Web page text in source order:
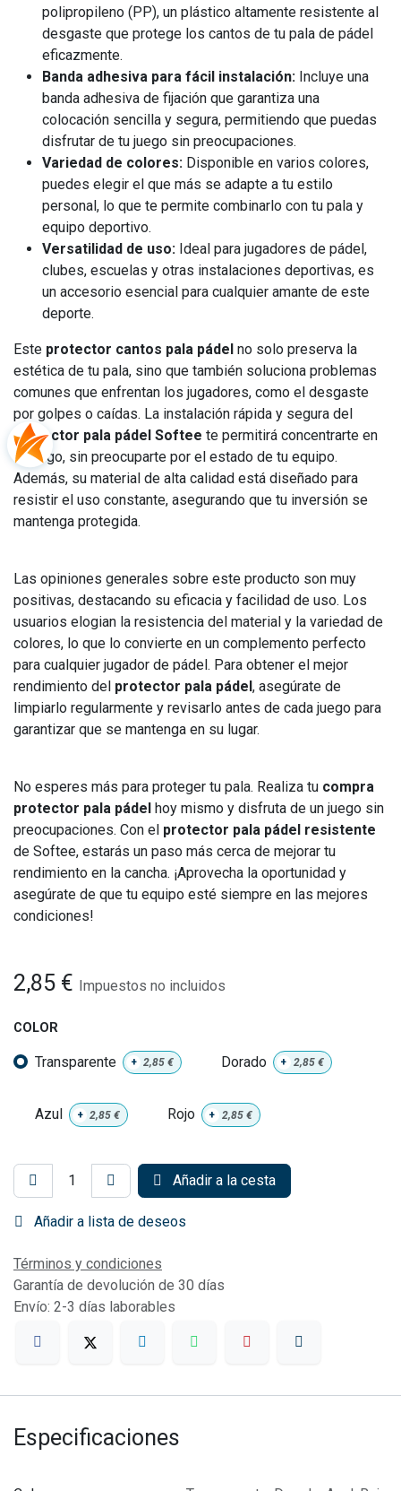
polipropileno (PP), un plástico altamente resistente al
desgaste que protege los cantos de tu pala de pádel
eficazmente.
Banda adhesiva para fácil instalación: Incluye una
banda adhesiva de fijación que garantiza una
colocación sencilla y segura, permitiendo que puedas
disfrutar de tu juego sin preocupaciones.
Variedad de colores: Disponible en varios colores,
puedes elegir el que más se adapte a tu estilo
personal, lo que te permite combinarlo con tu pala y
equipo deportivo.
Versatilidad de uso: Ideal para jugadores de pádel,
clubes, escuelas y otras instalaciones deportivas, es
un accesorio esencial para cualquier amante de este
deporte.
Este protector cantos pala pádel no solo preserva la
estética de tu pala, sino que también soluciona problemas
comunes que enfrentan los jugadores, como el desgaste
por golpes o caídas. La instalación rápida y segura del
protector pala pádel Softee te permitirá concentrarte en
tu juego, sin preocuparte por el estado de tu equipo.
Además, su material de alta calidad está diseñado para
resistir el uso constante, asegurando que tu inversión se
mantenga protegida.
Las opiniones generales sobre este producto son muy
positivas, destacando su eficacia y facilidad de uso. Los
usuarios elogian la resistencia del material y la variedad de
colores, lo que lo convierte en un complemento perfecto
para cualquier jugador de pádel. Para obtener el mejor
rendimiento del protector pala pádel, asegúrate de
limpiarlo regularmente y revisarlo antes de cada juego para
garantizar que se mantenga en su lugar.
No esperes más para proteger tu pala. Realiza tu compra
protector pala pádel hoy mismo y disfruta de un juego sin
preocupaciones. Con el protector pala pádel resistente
de Softee, estarás un paso más cerca de mejorar tu
rendimiento en la cancha. ¡Aprovecha la oportunidad y
asegúrate de que tu equipo esté siempre en las mejores
condiciones!
2,85 € Impuestos no incluidos
COLOR
Transparente + 2,85 € Dorado + 2,85€
Azul + 2,85 € Rojo + 2,85€
Añadir a la cesta
Añadir a lista de deseos
Términos y condiciones
Garantía de devolución de 30 días
Envío: 2-3 días laborables
Especificaciones